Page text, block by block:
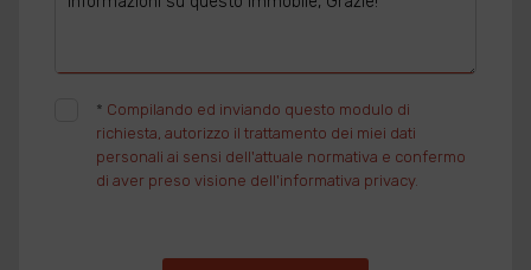
* Compilando ed inviando questo modulo di
richiesta, autorizzo il trattamento dei miei dati
personali ai sensi dell'attuale normativa e confermo
di aver preso visione dell'informativa privacy.